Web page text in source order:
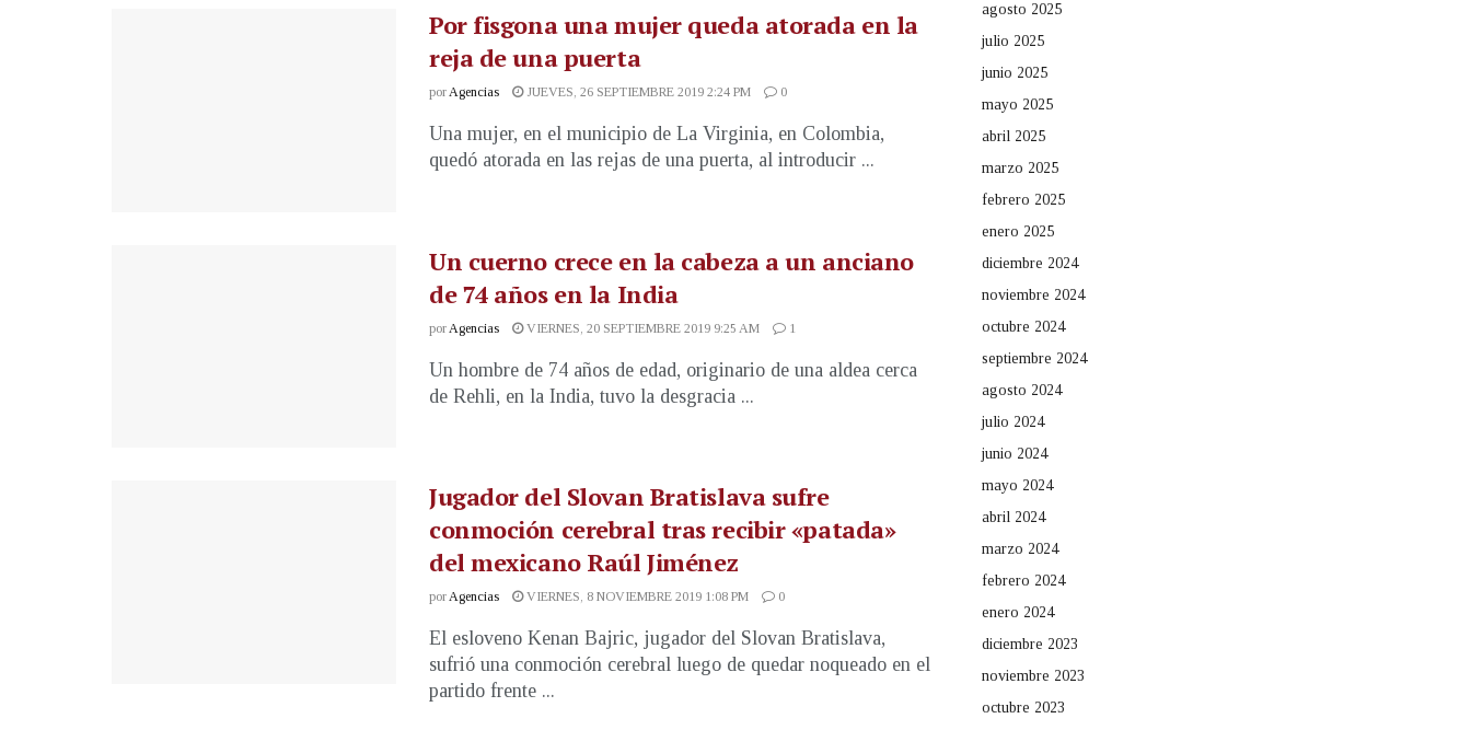
Por fisgona una mujer queda atorada en la
reja de una puerta
por Agencias JUEVES, 26 SEPTIEMBRE 2019 2:24 PM 0
Una mujer, en el municipio de La Virginia, en Colombia,
quedó atorada en las rejas de una puerta, al introducir ...
Un cuerno crece en la cabeza a un anciano
de 74 años en la India
por Agencias VIERNES, 20 SEPTIEMBRE 2019 9:25 AM 1
Un hombre de 74 años de edad, originario de una aldea cerca
de Rehli, en la India, tuvo la desgracia ...
Jugador del Slovan Bratislava sufre
conmoción cerebral tras recibir «patada»
del mexicano Raúl Jiménez
porAgencias VIERNES, 8 NOVIEMBRE 2019 1:08 PM 0
El esloveno Kenan Bajric, jugador del Slovan Bratislava,
sufrió una conmoción cerebral luego de quedar noqueado en el
partido frente ...
agosto 2025
julio 2025
junio 2025
mayo 2025
abril 2025
marzo 2025
febrero 2025
enero 2025
diciembre 2024
noviembre 2024
octubre 2024
septiembre 2024
agosto 2024
julio 2024
junio 2024
mayo 2024
abril 2024
marzo 2024
febrero 2024
enero 2024
diciembre 2023
noviembre 2023
octubre 2023